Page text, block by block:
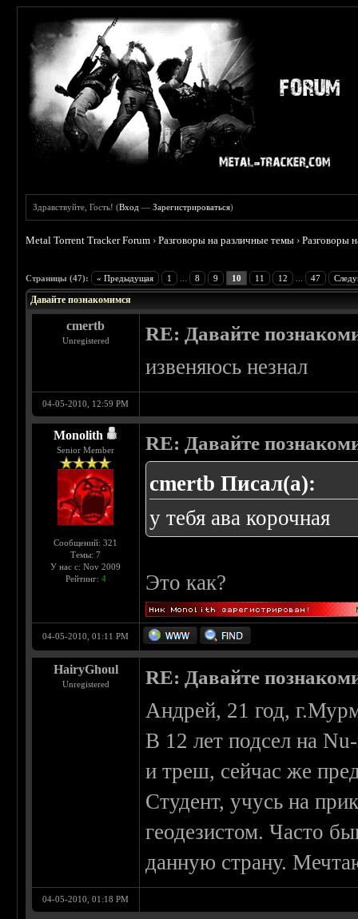
Здравствуйте, Гость! (Вход —Зарегистрироваться)
Metal Torrent Tracker Forum ›Разговоры на различные темы ›Разговоры
Страницы (47): « Предыдущая 1 8 9 10 11 12 47
Давайте познакомимся
cmertb
Unregistered RE: Давайте
извеняюсь незнал
04-05-2010, 12:59 PM
Monolith
Senior Member
Сообщений: 321
Темы: 7
У нас с: Nov 2009
Рейтинг: 4
RE: Давайте
cmertb Писал(а):
у тебя ава корочная
Это как?
04-05-2010, 01:11 PM
HairyGhoul
Unregistered RE: Давайте
Андрей, 21 год,
В 12 лет подсел на
и треш, сейчас же
Студент, учусь на
геодезистом. Часто
данную страну.
04-05-2010, 01:18 PM